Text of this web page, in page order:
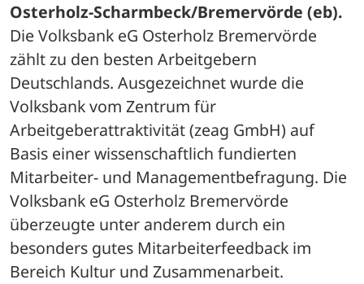
Osterholz-Scharmbeck/Bremervörde (eb).
Die Volksbank eG Osterholz Bremervörde
zählt zu den besten Arbeitgebern
Deutschlands. Ausgezeichnet wurde die
Volksbank vom Zentrum für
Arbeitgeberattraktivität (zeag GmbH) auf
Basis einer wissenschaftlich fundierten
Mitarbeiter- und Managementbefragung. Die
Volksbank eG Osterholz Bremervörde
überzeugte unter anderem durch ein
besonders gutes Mitarbeiterfeedback im
Bereich Kultur und Zusammenarbeit.